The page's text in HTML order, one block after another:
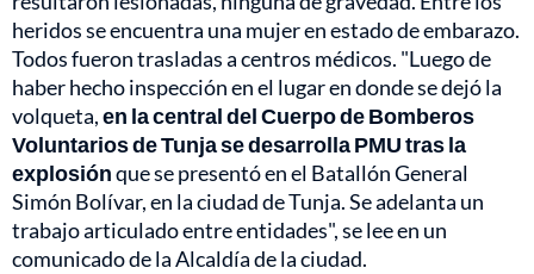
heridos se encuentra una mujer en estado de embarazo.
Todos fueron trasladas a centros médicos. "Luego de
haber hecho inspección en el lugar en donde se dejó la
volqueta,en la central del Cuerpo de Bomberos
Voluntarios de Tunja se desarrolla PMU tras la
explosiónque se presentó en el Batallón General
Simón Bolívar, en la ciudad de Tunja. Se adelanta un
trabajo articulado entre entidades", se lee en un
comunicado de la Alcaldía de la ciudad.